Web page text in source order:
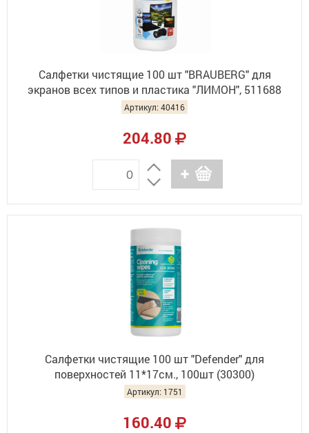
Салфетки чистящие 100 шт "BRAUBERG" для
экранов всех типов и пластика "ЛИМОН", 511688
Артикул: 40416
204.80
Салфетки чистящие 100 шт "Defender" для
поверхностей 11*17см., 100шт (30300)
Артикул: 1751
160.40